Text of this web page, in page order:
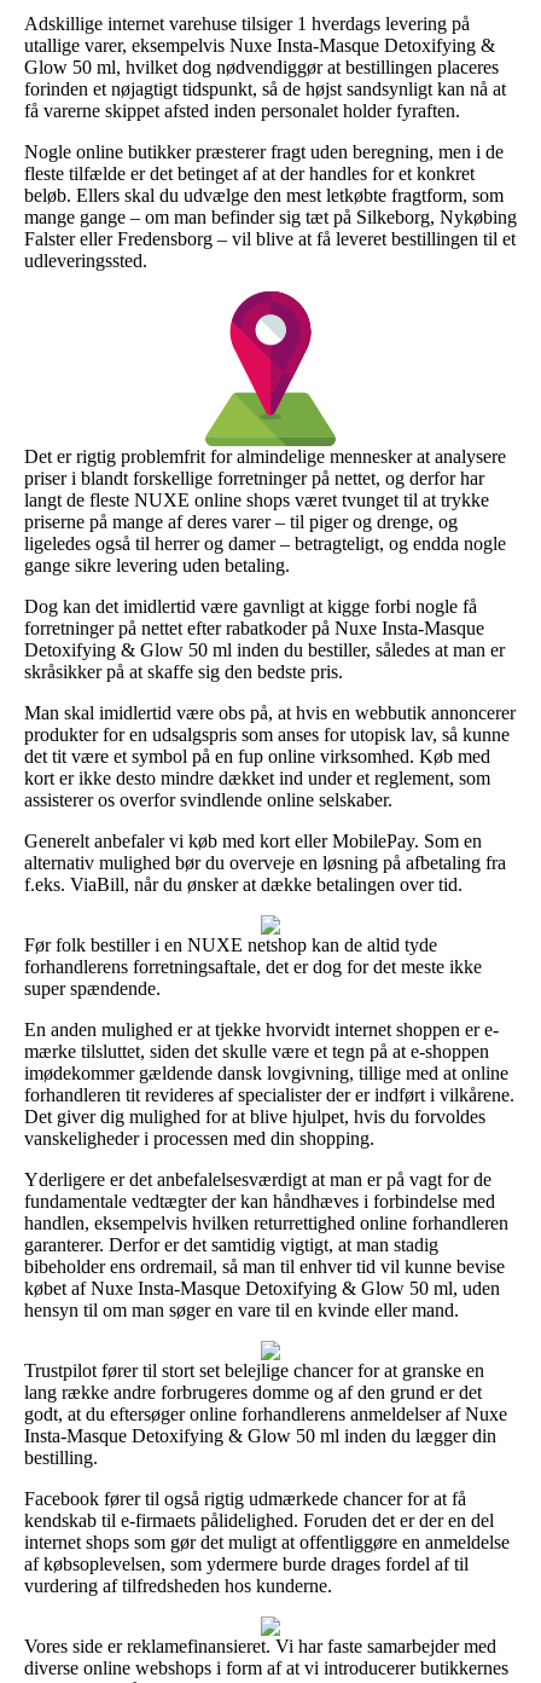
Adskillige internet varehuse tilsiger 1 hverdags levering på
utallige varer, eksempelvis Nuxe Insta-Masque Detoxifying &
Glow 50 ml, hvilket dog nødvendiggør at bestillingen placeres
forinden et nøjagtigt tidspunkt, så de højst sandsynligt kan nå at
få varerne skippet afsted inden personalet holder fyraften.
Nogle online butikker præsterer fragt uden beregning, men i de
fleste tilfælde er det betinget af at der handles for et konkret
beløb. Ellers skal du udvælge den mest letkøbte fragtform, som
mange gange – om man befinder sig tæt på Silkeborg, Nykøbing
Falster eller Fredensborg – vil blive at få leveret bestillingen til et
udleveringssted.
Det er rigtig problemfrit for almindelige mennesker at analysere
priser i blandt forskellige forretninger på nettet, og derfor har
langt de fleste NUXE online shops været tvunget til at trykke
priserne på mange af deres varer – til piger og drenge, og
ligeledes også til herrer og damer – betragteligt, og endda nogle
gange sikre levering uden betaling.
Dog kan det imidlertid være gavnligt at kigge forbi nogle få
forretninger på nettet efter rabatkoder på Nuxe Insta-Masque
Detoxifying & Glow 50 ml inden du bestiller, således at man er
skråsikker på at skaffe sig den bedste pris.
Man skal imidlertid være obs på, at hvis en webbutik annoncerer
produkter for en udsalgspris som anses for utopisk lav, så kunne
det tit være et symbol på en fup online virksomhed. Køb med
kort er ikke desto mindre dækket ind under et reglement, som
assisterer os overfor svindlende online selskaber.
Generelt anbefaler vi køb med kort eller MobilePay. Som en
alternativ mulighed bør du overveje en løsning på afbetaling fra
f.eks. ViaBill, når du ønsker at dække betalingen over tid.
Før folk bestiller i en NUXE netshop kan de altid tyde
forhandlerens forretningsaftale, det er dog for det meste ikke
super spændende.
En anden mulighed er at tjekke hvorvidt internet shoppen er e-
mærke tilsluttet, siden det skulle være et tegn på at e-shoppen
imødekommer gældende dansk lovgivning, tillige med at online
forhandleren tit revideres af specialister der er indført i vilkårene.
Det giver dig mulighed for at blive hjulpet, hvis du forvoldes
vanskeligheder i processen med din shopping.
Yderligere er det anbefalelsesværdigt at man er på vagt for de
fundamentale vedtægter der kan håndhæves i forbindelse med
handlen, eksempelvis hvilken returrettighed online forhandleren
garanterer. Derfor er det samtidig vigtigt, at man stadig
bibeholder ens ordremail, så man til enhver tid vil kunne bevise
købet af Nuxe Insta-Masque Detoxifying & Glow 50 ml, uden
hensyn til om man søger en vare til en kvinde eller mand.
Trustpilot fører til stort set belejlige chancer for at granske en
lang række andre forbrugeres domme og af den grund er det
godt, at du eftersøger online forhandlerens anmeldelser af Nuxe
Insta-Masque Detoxifying & Glow 50 ml inden du lægger din
bestilling.
Facebook fører til også rigtig udmærkede chancer for at få
kendskab til e-firmaets pålidelighed. Foruden det er der en del
internet shops som gør det muligt at offentliggøre en anmeldelse
af købsoplevelsen, som ydermere burde drages fordel af til
vurdering af tilfredsheden hos kunderne.
Vores side er reklamefinansieret. Vi har faste samarbejder med
diverse online webshops i form af at vi introducerer butikkernes